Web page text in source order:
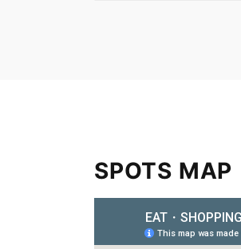
SPOTS MAP